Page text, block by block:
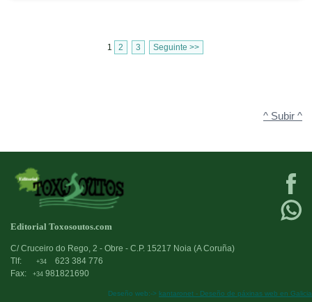
1 2 3 Seguinte >>
^ Subir ^
Editorial Toxosoutos.com
C/ Cruceiro do Rego, 2 - Obre - C.P. 15217 Noia (A Coruña)
Tlf:
+34
623 384 776
Fax:
+34 981821690
Deseño web:-> kantaronet - Deseño de páxinas web en Galicia